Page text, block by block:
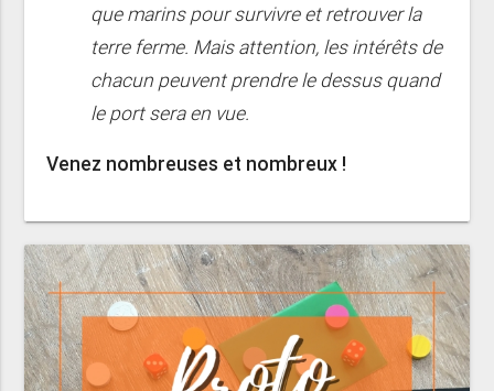
que marins pour survivre et retrouver la
terre ferme. Mais attention, les intérêts de
chacun peuvent prendre le dessus quand
le port sera en vue.
Venez nombreuses et nombreux !